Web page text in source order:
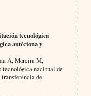
tecnológica
autóctona y
A, Moreira M,
tecnológica nacional de
de